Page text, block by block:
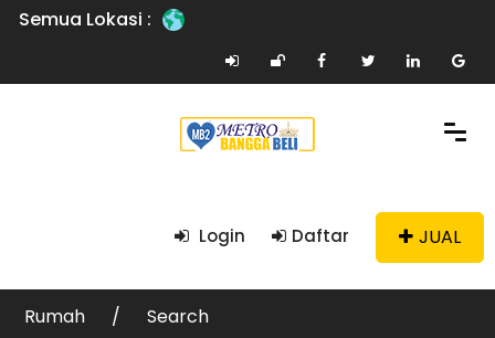
Semua Lokasi :
Login Daftar JUAL
Rumah Search
Filter Pencarian
Condition